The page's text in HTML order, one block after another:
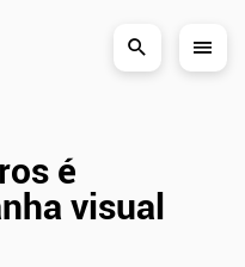
é
visual